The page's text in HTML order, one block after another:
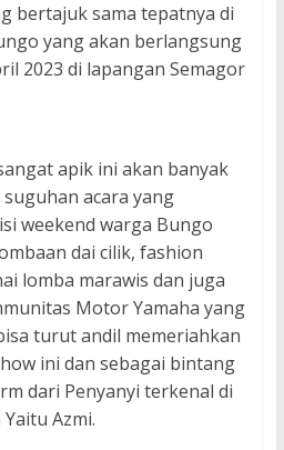
bertajuk sama tepatnya di
yang akan berlangsung
2023 di lapangan Semagor
apik ini akan banyak
acara yang
weekend warga Bungo
dai cilik, fashion
lomba marawis dan juga
Motor Yamaha yang
turut andil memeriahkan
ini dan sebagai bintang
dari Penyanyi terkenal di
Azmi.